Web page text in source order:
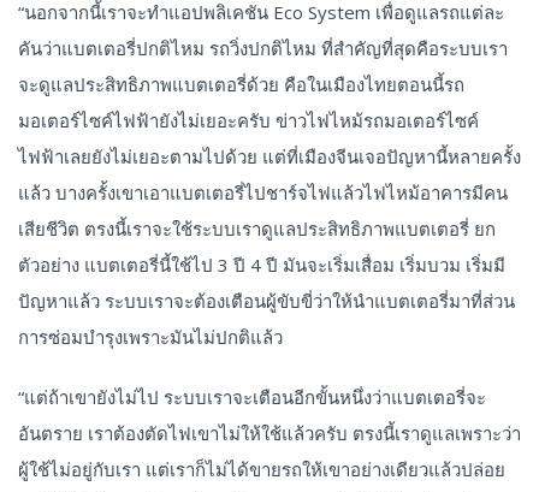
“นอกจากนี้เราจะทำแอปพลิเคชัน Eco System เพื่อดูแลรถแต่ละ
คันว่าแบตเตอรี่ปกติไหม รถวิ่งปกติไหม ที่สำคัญที่สุดคือระบบเรา
จะดูแลประสิทธิภาพแบตเตอรี่ด้วย คือในเมืองไทยตอนนี้รถ
มอเตอร์ไซค์ไฟฟ้ายังไม่เยอะครับ ข่าวไฟไหม้รถมอเตอร์ไซค์
ไฟฟ้าเลยยังไม่เยอะตามไปด้วย แต่ที่เมืองจีนเจอปัญหานี้หลายครั้ง
แล้ว บางครั้งเขาเอาแบตเตอรี่ไปชาร์จไฟแล้วไฟไหม้อาคารมีคน
เสียชีวิต ตรงนี้เราจะใช้ระบบเราดูแลประสิทธิภาพแบตเตอรี่ ยก
ตัวอย่าง แบตเตอรี่นี้ใช้ไป 3 ปี 4 ปี มันจะเริ่มเสื่อม เริ่มบวม เริ่มมี
ปัญหาแล้ว ระบบเราจะต้องเตือนผู้ขับขี่ว่าให้นำแบตเตอรี่มาที่ส่วน
การซ่อมบำรุงเพราะมันไม่ปกติแล้ว
“แต่ถ้าเขายังไม่ไป ระบบเราจะเตือนอีกขั้นหนึ่งว่าแบตเตอรี่จะ
อันตราย เราต้องตัดไฟเขาไม่ให้ใช้แล้วครับ ตรงนี้เราดูแลเพราะว่า
ผู้ใช้ไม่อยู่กับเรา แต่เราก็ไม่ได้ขายรถให้เขาอย่างเดียวแล้วปล่อย